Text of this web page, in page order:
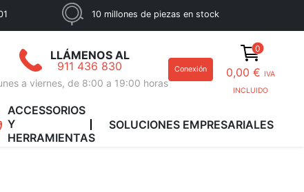
10 millones de piezas en stock
LLÁMENOS AL
911 436 830
a viernes, de 8:00 a 19:00 horas
Conexión
0
0,00 € IVA
INCLUIDO
ACCESSORIOS
Y
HERRAMIENTAS
SOLUCIONES EMPRESARIALES